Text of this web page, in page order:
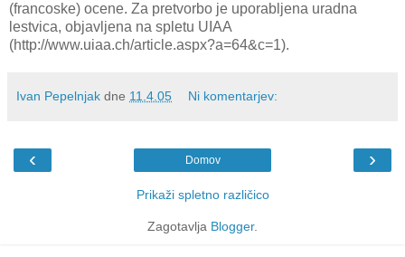
(francoske) ocene. Za pretvorbo je uporabljena uradna
lestvica, objavljena na spletu UIAA
(http://www.uiaa.ch/article.aspx?a=64&c=1).
Ivan Pepelnjak dne 11.4.05 Ni komentarjev:
‹ ›
Domov
Prikaži spletno različico
Zagotavlja Blogger.